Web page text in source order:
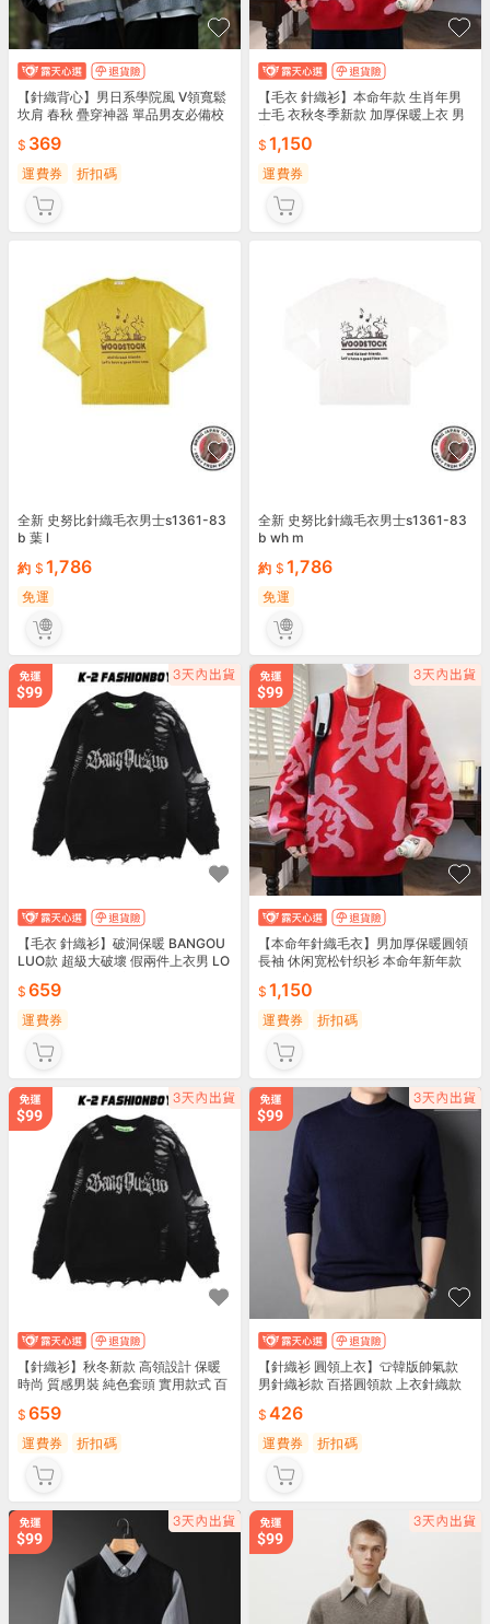
【針織背心】男日系學院風 V領寬鬆
坎肩 春秋 疊穿神器 單品男友必備校
369
運費券 折扣碼
【毛衣 針織衫】本命年款 生肖年男
士毛 衣秋冬季新款 加厚保暖上衣 男
打 底衫線衣新年 🧧
1,150
運費券
全新 史努比針織毛衣男士s1361-83
b 葉 l
約
1,786
免運
全新 史努比針織毛衣男士s1361-83
b wh m
約
1,786
免運
【毛衣 針織衫】破洞保暖 BANGOU
LUO款 超級大破壞 假兩件上衣男 LO
洞 圓領毛衣必備 🧶
659
運費券
【本命年針織毛衣】男加厚保暖圓領
長袖 休闲宽松针织衫 本命年新年款
1,150
運費券 折扣碼
【針織衫】秋冬新款 高領設計 保暖
時尚 質感男裝 純色套頭 實用款式 百
659
運費券 折扣碼
【針織衫 圓領上衣】👕韓版帥氣款
男針織衫款 百搭圓領款 上衣針織款
版適用 百搭適用
426
運費券 折扣碼